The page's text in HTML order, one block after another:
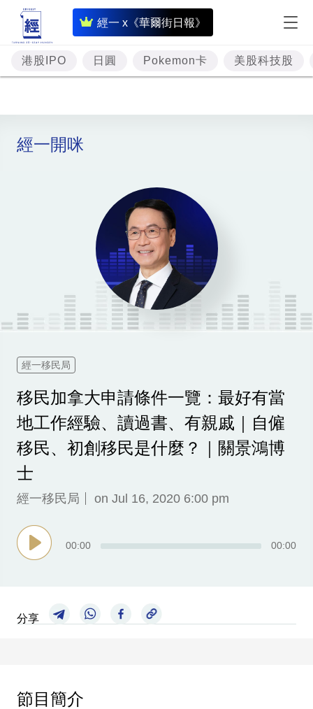
經一 x《華爾街日報》
即
時
財
經
理
財
科
場
生
活
區
港股IPO 日圓 Pokemon卡 美股科技股
經一開咪
經一移民局
移民加拿大申請條件一覽：最好有當
地工作經驗、讀過書、有親戚｜自僱
移民、初創移民是什麼？｜關景鴻博
士
經一移民局 on Jul 16, 2020 6:00 pm
00:00 00:00
分享
節目簡介